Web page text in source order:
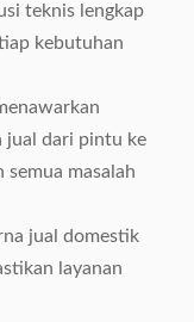
teknis lengkap
kebutuhan
jual dari pintu ke
masalah
jual domestik
layanan